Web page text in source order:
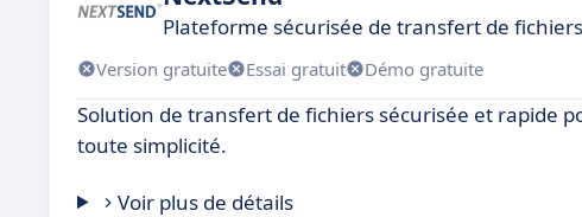
Plateforme sécurisée de transfert de
Version gratuite Essai gratuit Démo gratuite
Solution de transfert de fichiers sécurisée et rapide
toute simplicité.
Voir plus de détails